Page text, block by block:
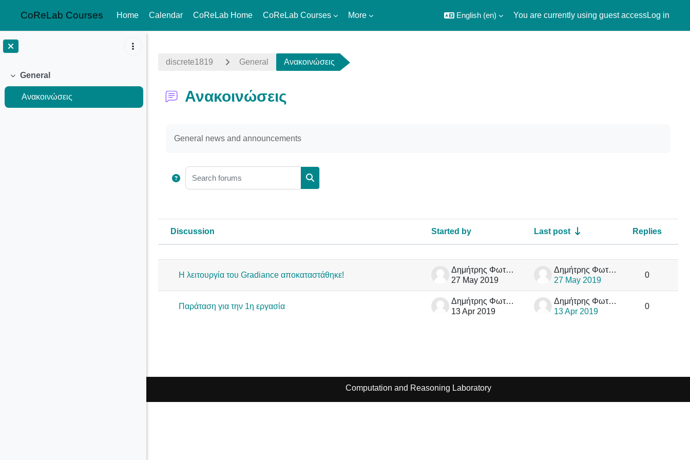
CoReLab Courses Home Calendar CoReLab Home CoReLab Courses More English ‎(en)‎ You are currently using guest accessLog in
Collapse
General
Ανακοινώσεις
discrete1819 General Ανακοινώσεις
Ανακοινώσεις
General news and announcements
Search forums
Status
Discussion Started by Last post
Replies
Η λειτουργία του Gradiance αποκαταστάθηκε!
Δημήτρης Φωτάκης
27 May 2019
Δημήτρης Φωτάκης
27 May 2019
0
Παράταση για την 1η εργασία
Δημήτρης Φωτάκης
13 Apr 2019
Δημήτρης Φωτάκης
13 Apr 2019
0
Computation and Reasoning Laboratory